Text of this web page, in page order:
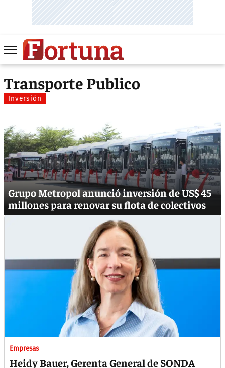
Transporte Publico
Inversión
Grupo Metropol anunció inversión de US$ 45
millones para renovar su flota de colectivos
Empresas
Heidy Bauer, Gerenta General de SONDA